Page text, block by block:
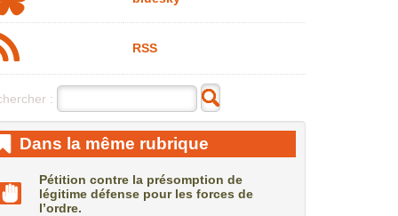
RSS
:
Dans la même rubrique
Pétition contre la présomption de
légitime défense pour les forces de
l’ordre.